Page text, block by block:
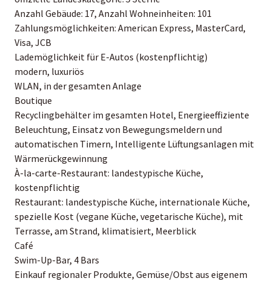
Anzahl Gebäude: 17, Anzahl Wohneinheiten: 101
Zahlungsmöglichkeiten: American Express, MasterCard,
Visa, JCB
Lademöglichkeit für E-Autos (kostenpflichtig)
modern, luxuriös
WLAN, in der gesamten Anlage
Boutique
Recyclingbehälter im gesamten Hotel, Energieeffiziente
Beleuchtung, Einsatz von Bewegungsmeldern und
automatischen Timern, Intelligente Lüftungsanlagen mit
Wärmerückgewinnung
À-la-carte-Restaurant: landestypische Küche,
kostenpflichtig
Restaurant: landestypische Küche, internationale Küche,
spezielle Kost (vegane Küche, vegetarische Küche), mit
Terrasse, am Strand, klimatisiert, Meerblick
Café
Swim-Up-Bar, 4 Bars
Einkauf regionaler Produkte, Gemüse/Obst aus eigenem